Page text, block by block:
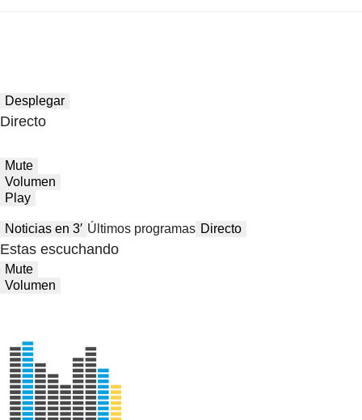
Desplegar
Directo
Mute
Volumen
Play
Noticias en 3′ Últimos programas Directo
Estas escuchando
Mute
Volumen